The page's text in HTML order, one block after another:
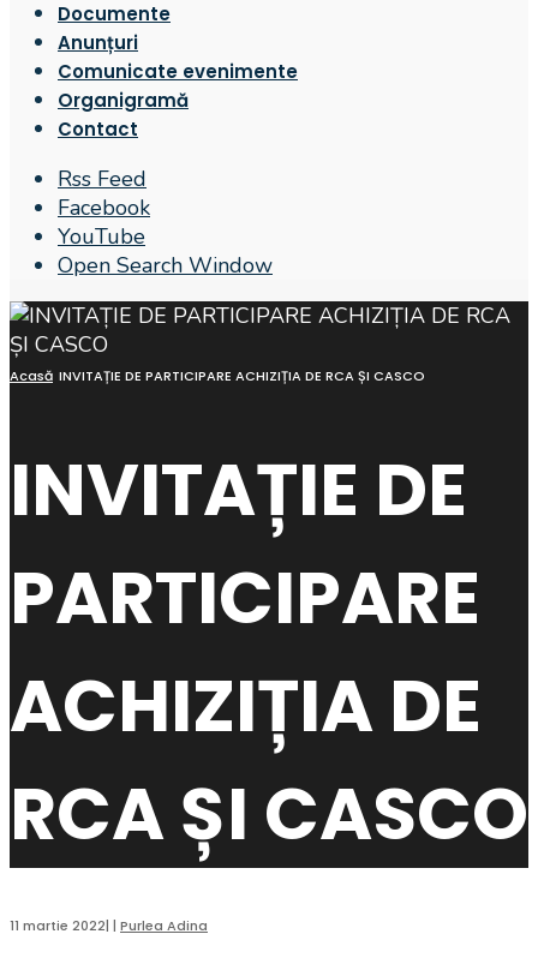
Documente
Anunțuri
Comunicate evenimente
Organigramă
Contact
Rss Feed
Facebook
YouTube
Open Search Window
Acasă INVITAȚIE DE PARTICIPARE ACHIZIȚIA DE RCA ȘI CASCO
INVITAȚIE DE
PARTICIPARE
ACHIZIȚIA DE
RCA ȘI CASCO
11 martie 2022| | Purlea Adina